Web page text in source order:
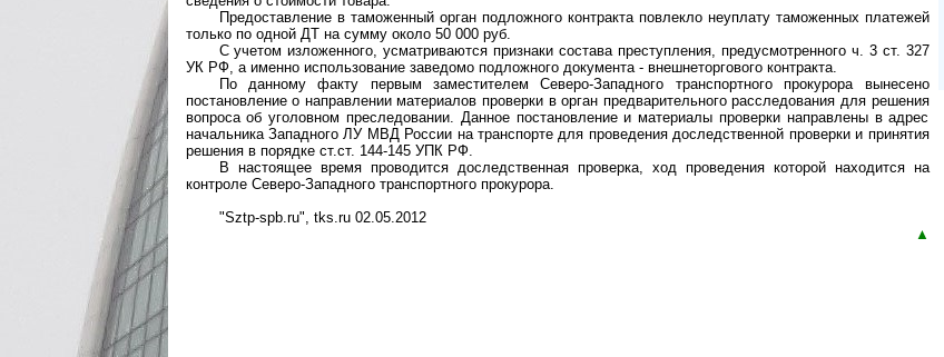
Предоставление в таможенный орган подложного контракта повлекло неуплату таможенных платежей
только по одной ДТ на сумму около 50 000 руб.
С учетом изложенного, усматриваются признаки состава преступления, предусмотренного ч. 3 ст. 327
УК РФ, а именно использование заведомо подложного документа - внешнеторгового контракта.
По данному факту первым заместителем Северо-Западного транспортного прокурора вынесено
постановление о направлении материалов проверки в орган предварительного расследования для решения
вопроса об уголовном преследовании. Данное постановление и материалы проверки направлены в адрес
начальника Западного ЛУ МВД России на транспорте для проведения доследственной проверки и принятия
решения в порядке ст.ст. 144-145 УПК РФ.
В настоящее время проводится доследственная проверка, ход проведения которой находится на
контроле Северо-Западного транспортного прокурора.
"Sztp-spb.ru", tks.ru 02.05.2012
▲